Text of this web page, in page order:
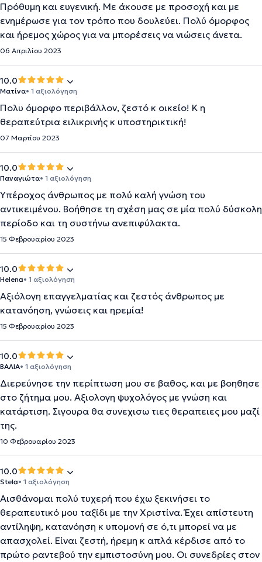
Πρόθυμη και ευγενική. Με άκουσε με προσοχή και με
ενημέρωσε για τον τρόπο που δουλεύει. Πολύ όμορφος
και ήρεμος χώρος για να μπορέσεις να νιώσεις άνετα.
06 Απριλίου 2023
10.0
Ματίνα• 1 αξιολόγηση
Πολυ όμορφο περιβάλλον, ζεστό κ οικείο! Κ η
θεραπεύτρια ειλικρινής κ υποστηρικτική!
07 Μαρτίου 2023
10.0
Παναγιώτα• 1 αξιολόγηση
Υπέροχος άνθρωπος με πολύ καλή γνώση του
αντικειμένου. Βοήθησε τη σχέση μας σε μία πολύ δύσκολη
περίοδο και τη συστήνω ανεπιφύλακτα.
15 Φεβρουαρίου 2023
10.0
Helena• 1 αξιολόγηση
Αξιόλογη επαγγελματίας και ζεστός άνθρωπος με
κατανόηση, γνώσεις και ηρεμία!
15 Φεβρουαρίου 2023
10.0
ΒΑΛΙΑ• 1 αξιολόγηση
Διερεύνησε την περίπτωση μου σε βαθος, και με βοηθησε
στο ζήτημα μου. Αξιολογη ψυχολόγος με γνώση και
κατάρτιση. Σιγουρα θα συνεχισω τιες θεραπειες μου μαζί
της.
10 Φεβρουαρίου 2023
10.0
Stela• 1 αξιολόγηση
Αισθάνομαι πολύ τυχερή που έχω ξεκινήσει το
θεραπευτικό μου ταξίδι με την Χριστίνα. Έχει απίστευτη
αντίληψη, κατανόηση κ υπομονή σε ό,τι μπορεί να με
απασχολεί. Είναι ζεστή, ήρεμη κ απλά κέρδισε από το
πρώτο ραντεβού την εμπιστοσύνη μου. Οι συνεδρίες στον